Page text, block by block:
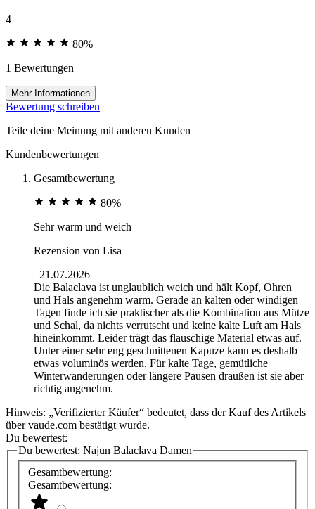
4
80%
1 Bewertungen
Mehr Informationen
Bewertung schreiben
Teile deine Meinung mit anderen Kunden
Kundenbewertungen
Gesamtbewertung
80%
Sehr warm und weich
Rezension von Lisa
21.07.2026
Die Balaclava ist unglaublich weich und hält Kopf, Ohren
und Hals angenehm warm. Gerade an kalten oder windigen
Tagen finde ich sie praktischer als die Kombination aus Mütze
und Schal, da nichts verrutscht und keine kalte Luft am Hals
hineinkommt. Leider trägt das flauschige Material etwas auf.
Unter einer sehr eng geschnittenen Kapuze kann es deshalb
etwas voluminös werden. Für kalte Tage, gemütliche
Winterwanderungen oder längere Pausen draußen ist sie aber
richtig angenehm.
Hinweis: „Verifizierter Käufer“ bedeutet, dass der Kauf des Artikels
über vaude.com bestätigt wurde.
Du bewertest:
Du bewertest: Najun Balaclava Damen
Gesamtbewertung:
Gesamtbewertung: